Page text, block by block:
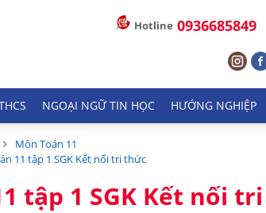
Hotline 0936685849
NGOẠI NGỮ TIN HỌC HƯỚNG NGHIỆP
Môn Toán 11
11 tập 1 SGK Kết nối tri thức
tập 1 SGK Kết nối tri